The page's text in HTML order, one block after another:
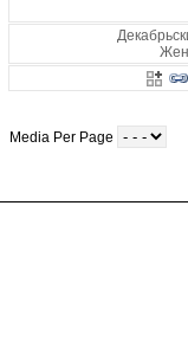
Media Per Page